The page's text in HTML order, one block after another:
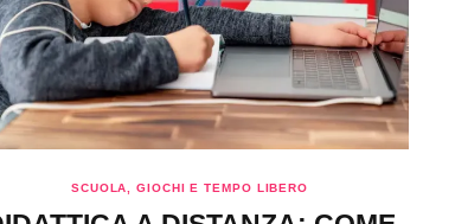
SCUOLA, GIOCHI E TEMPO LIBERO